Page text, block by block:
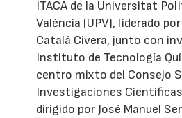
ITACA de la Universitat
València (UPV), liderado
Catalá Civera, junto con
Instituto de Tecnología
centro mixto del Consejo
Investigaciones Científicas
dirigido por José Manuel